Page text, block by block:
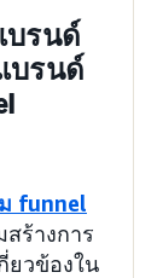
บรนด์
บรนด์
funnel
ร้างการ
ยวข้องใน